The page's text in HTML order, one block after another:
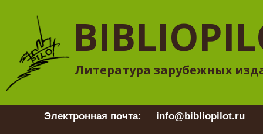
Литература зарубежных
Электронная почта: info@bibliopilot.ru